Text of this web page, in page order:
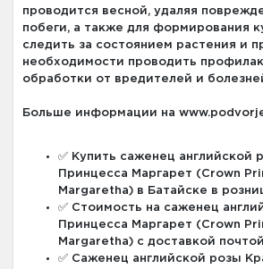
проводится весной, удаляя
побеги, а также для формирования
следить за состоянием растения и
необходимости проводить
обработки от вредителей и
Больше информации на
✅ Купить саженец английской
Принцесса Маргарет (Crown
Margaretha) в Батайске в
✅ Стоимость на саженец
Принцесса Маргарет (Crown
Margaretha) с доставкой
✅ Саженец английской розы